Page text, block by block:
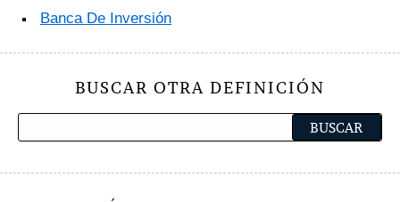
Banca De Inversión
BUSCAR OTRA DEFINICIÓN